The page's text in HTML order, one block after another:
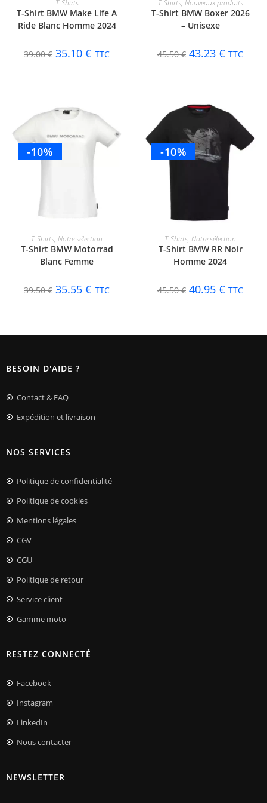
T-Shirts
T-Shirt BMW Make Life A
Ride Blanc Homme 2024
39.00€ 35.10 € TTC
T-Shirts, Nouveaux produits
T-Shirt BMW Boxer 2026
– Unisexe
45.50€ 43.23 € TTC
-10%
CHOIX DES OPTIONS
T-Shirts, Notre sélection
T-Shirt BMW Motorrad
Blanc Femme
39.50€ 35.55 € TTC
-10%
CHOIX DES OPTIONS
T-Shirts, Notre sélection
T-Shirt BMW RR Noir
Homme 2024
45.50€ 40.95 € TTC
BESOIN D'AIDE ?
Contact & FAQ
Expédition et livraison
NOS SERVICES
Politique de confidentialité
Politique de cookies
Mentions légales
CGV
CGU
Politique de retour
Service client
Gamme moto
RESTEZ CONNECTÉ
Facebook
Instagram
LinkedIn
Nous contacter
NEWSLETTER